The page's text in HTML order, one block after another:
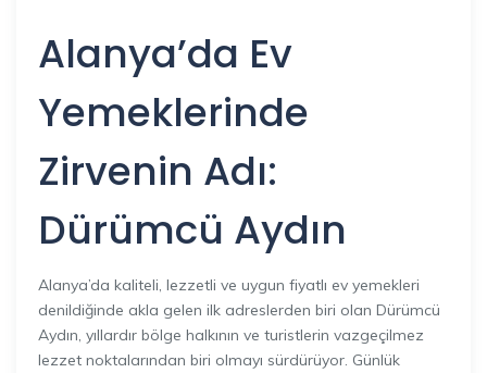
Alanya’da Ev
Yemeklerinde
Zirvenin Adı:
Dürümcü Aydın
Alanya’da kaliteli, lezzetli ve uygun fiyatlı ev yemekleri
denildiğinde akla gelen ilk adreslerden biri olan Dürümcü
Aydın, yıllardır bölge halkının ve turistlerin vazgeçilmez
lezzet noktalarından biri olmayı sürdürüyor. Günlük